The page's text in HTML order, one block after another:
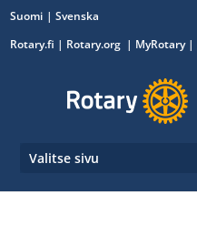
Suomi
Svenska
Rotary.fi | Rotary.org | MyRotary|
Valitse sivu